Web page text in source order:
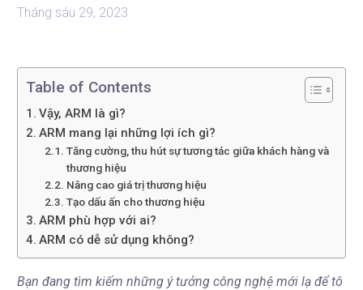
Tháng sáu 29, 2023
Table of Contents
Vậy, ARM là gì?
ARM mang lại những lợi ích gì?
Tăng cường, thu hút sự tương tác giữa khách hàng và
thương hiệu
Nâng cao giá trị thương hiệu
Tạo dấu ấn cho thương hiệu
ARM phù hợp với ai?
ARM có dễ sử dụng không?
Bạn đang tìm kiếm những ý tưởng công nghệ mới lạ để tô